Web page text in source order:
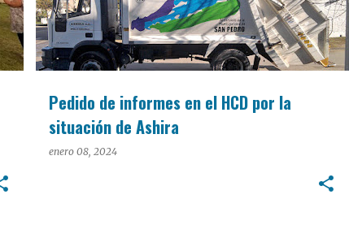
Pedido de informes en el HCD por la
situación de Ashira
enero 08, 2024